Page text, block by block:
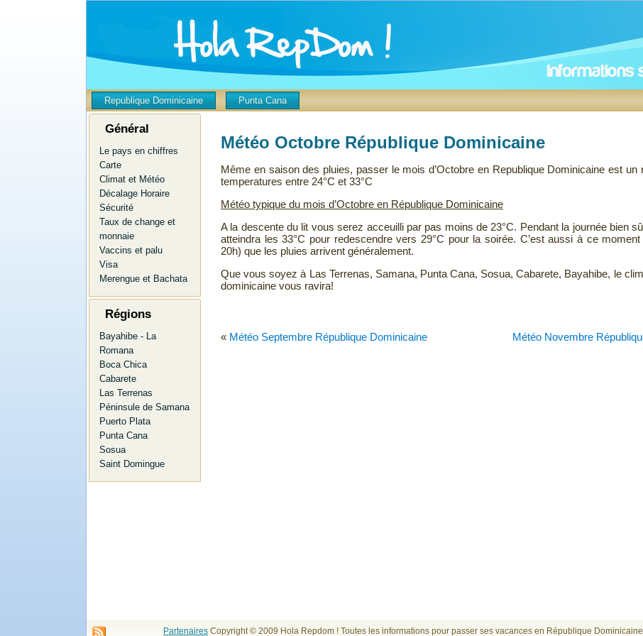
Republique Dominicaine Punta Cana
Général
Le pays en chiffres
Carte
Climat et Météo
Décalage Horaire
Sécurité
Taux de change et
monnaie
Vaccins et palu
Visa
Merengue et Bachata
Régions
Bayahibe - La
Romana
Boca Chica
Cabarete
Las Terrenas
Péninsule de Samana
Puerto Plata
Punta Cana
Sosua
Saint Domingue
Météo Octobre République Dominicaine
Même en saison des pluies, passer le mois d’Octobre en Republique Dominicaine est un
temperatures entre 24°C et 33°C
Météo typique du mois d’Octobre en République Dominicaine
A la descente du lit vous serez acceuilli par pas moins de 23°C. Pendant la journée bien
atteindra les 33°C pour redescendre vers 29°C pour la soirée. C’est aussi à ce
20h) que les pluies arrivent généralement.
Que vous soyez à Las Terrenas, Samana, Punta Cana, Sosua, Cabarete, Bayahibe, le
dominicaine vous ravira!
« Météo Septembre République Dominicaine Météo Novembre
Partenaires Copyright © 2009 Hola Repdom ! Toutes les informations pour passer ses vacances en République